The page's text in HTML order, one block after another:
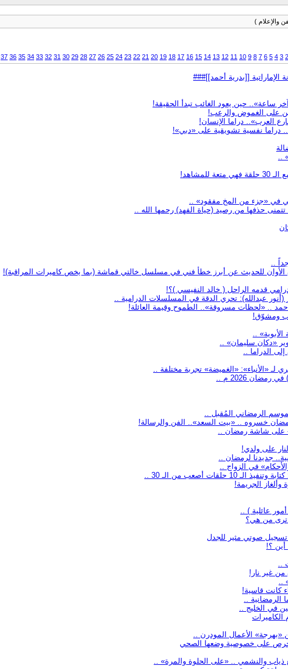
والإعلام )
2
3
4
5
6
7
8
9
10
11
12
13
14
15
16
17
18
19
20
21
22
23
24
25
26
27
28
29
30
31
32
33
34
35
36
37
الإماراتية [[بدرية أحمد]]###
حين يعود الغائب تبدأ الحقيقة!
على الغموض والرعب!
دراما نفسية تشويقية على «دبي»!
..
..
الأوان للحديث عن أبرز خطأ فني في مسلسل خالتي قماشة (بما يخص كاميرات المراقبة)!
قدمه الراحل ( خالد النفيسي )؟!
عبدالله): تحري الدقة في المسلسلات الدرامية ..
.. «لحظات مسروقة».. الطموح وقيمة العائلة!
ومشوّق!
..
الدراما ..
«الأنباء»: «الغميضة» تجربة مختلفة ..
2026 م ..
الرمضاني المُقبل ..
خسروه .. «بيت السعد».. الفن والرسالة!
على شاشة رمضان ..
على ولدي!
جديدنا لرمضان ..
في الزواج ..
أصعب من الـ 30 ..
الجريمة!
ترى من هي؟
تسجيل صوتي مثير للجدل
أين ؟!
..
غير نار!
كانت قاسية!
..
في الخليج ..
«بهرجة» الأعمال المودرن ..
تحرص على خصوصية وضعها الصحي
والنشمي .. «على الحلوة والمرة» ..